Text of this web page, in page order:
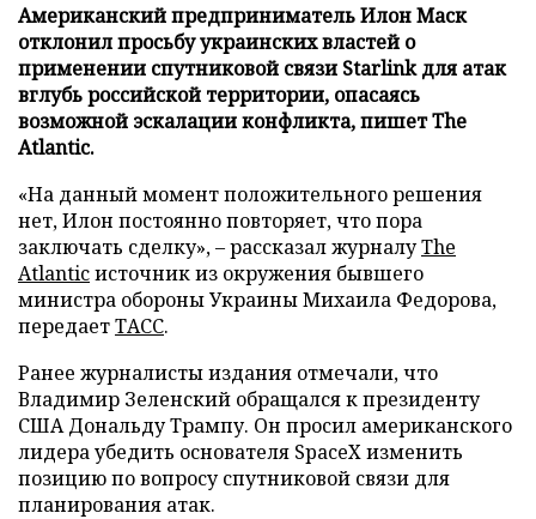
Американский предприниматель Илон Маск
отклонил просьбу украинских властей о
применении спутниковой связи Starlink для атак
вглубь российской территории, опасаясь
возможной эскалации конфликта, пишет The
Atlantic.
«На данный момент положительного решения
нет, Илон постоянно повторяет, что пора
заключать сделку», – рассказал журналуThe
Atlanticисточник из окружения бывшего
министра обороны Украины Михаила Федорова,
передаетТАСС.
Ранее журналисты издания отмечали, что
Владимир Зеленский обращался к президенту
США Дональду Трампу. Он просил американского
лидера убедить основателя SpaceX изменить
позицию по вопросу спутниковой связи для
планирования атак.